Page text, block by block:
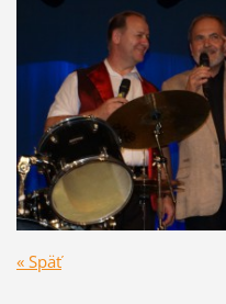
« Späť